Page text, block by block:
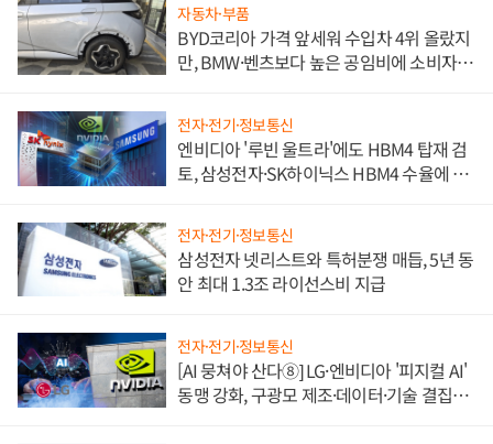
자동차·부품
BYD코리아 가격 앞세워 수입차 4위 올랐지
만, BMW·벤츠보다 높은 공임비에 소비자
전자·전기·정보통신
엔비디아 '루빈 울트라'에도 HBM4 탑재 검
토, 삼성전자·SK하이닉스 HBM4 수율에 주
전자·전기·정보통신
삼성전자 넷리스트와 특허분쟁 매듭, 5년 동
안 최대 1.3조 라이선스비 지급
전자·전기·정보통신
[AI 뭉쳐야 산다⑧] LG·엔비디아 '피지컬 AI'
동맹 강화, 구광모 제조·데이터·기술 결집